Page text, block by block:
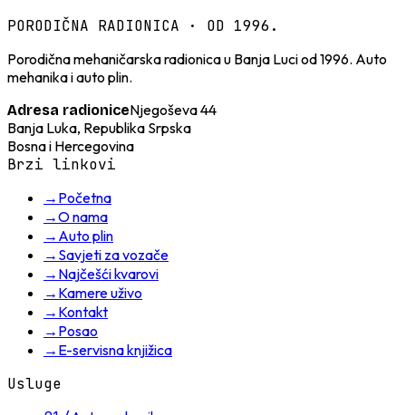
PORODIČNA RADIONICA · OD 1996.
Porodična mehaničarska radionica u Banja Luci od 1996. Auto
mehanika i auto plin.
Adresa radioniceNjegoševa 44
Banja Luka, Republika Srpska
Bosna i Hercegovina
Brzi linkovi
→ Početna
→O nama
→ Auto plin
→ Savjeti za vozače
→ Najčešći kvarovi
→ Kamere uživo
→ Kontakt
→ Posao
→ E-servisna knjižica
Usluge